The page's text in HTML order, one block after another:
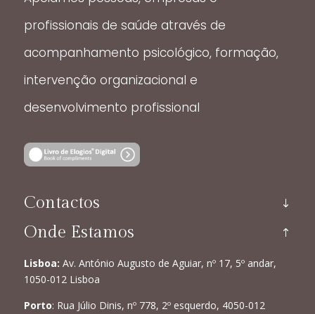
profissionais de saúde através de
acompanhamento psicológico, formação,
intervenção organizacional e
desenvolvimento profissional
Contactos
Onde Estamos
Lisboa: Av. António Augusto de Aguiar, nº 17, 5º andar,
1050-012 Lisboa
Porto: Rua Júlio Dinis, nº 778, 2º esquerdo, 4050-012